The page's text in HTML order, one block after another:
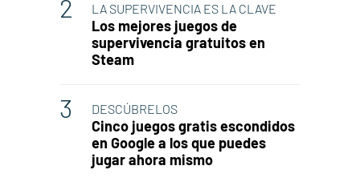
LA SUPERVIVENCIA ES LA CLAVE
Los mejores juegos de
supervivencia gratuitos en
Steam
DESCÚBRELOS
Cinco juegos gratis escondidos
en Google a los que puedes
jugar ahora mismo